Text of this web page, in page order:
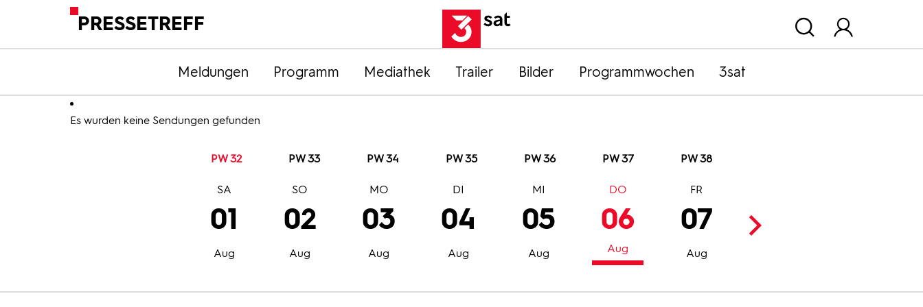
PRESSETREFF
Meldungen Programm Mediathek Trailer Bilder Programmwochen 3sat
Es wurden keine Sendungen gefunden
PW 32 PW 33 PW 34 PW 35 PW 36 PW 37 PW 38
01
Aug
SA
02
Aug
SO
03
Aug
MO
04
Aug
DI
05
Aug
MI
06
Aug
DO
07
Aug
FR
08